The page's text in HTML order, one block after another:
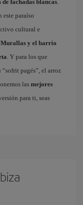
de fachadas blancas.
este paraíso
cultural e
y el barrio
. Y para los que
pagés”, el arroz
las mejores
para ti, seas